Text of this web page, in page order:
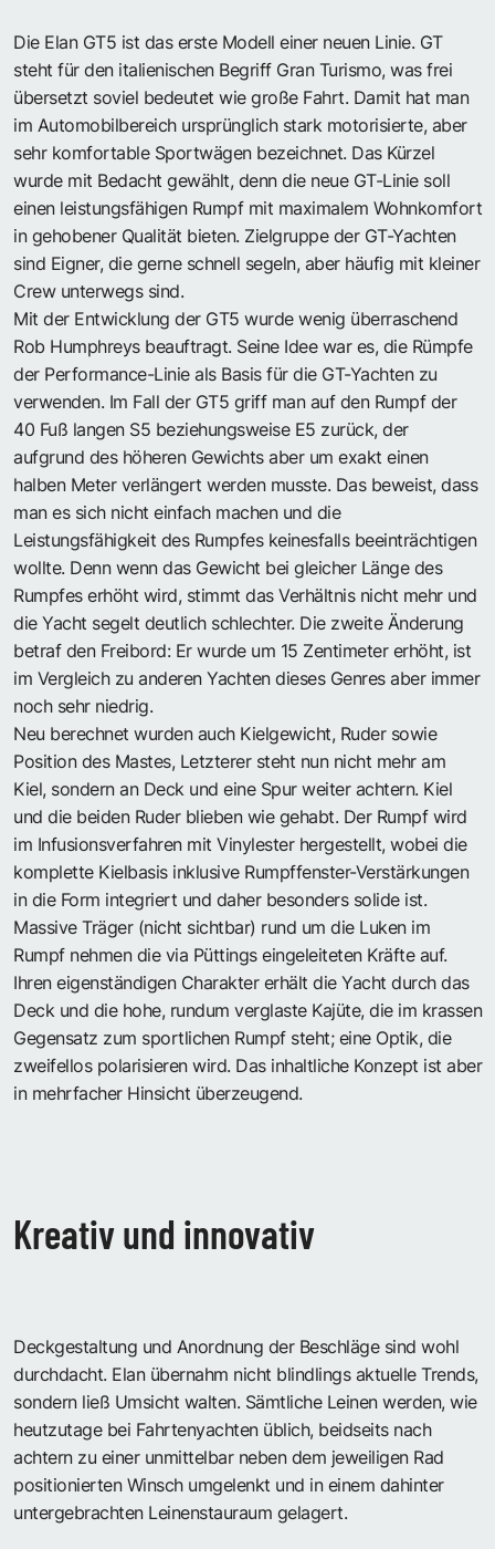
Die Elan GT5 ist das erste Modell einer neuen Linie. GT
steht für den italienischen Begriff Gran Turismo, was frei
übersetzt soviel bedeutet wie große Fahrt. Damit hat man
im Automobilbereich ursprünglich stark motorisierte, aber
sehr komfortable Sportwägen bezeichnet. Das Kürzel
wurde mit Bedacht gewählt, denn die neue GT-Linie soll
einen leistungsfähigen Rumpf mit maximalem Wohnkomfort
in gehobener Qualität bieten. Zielgruppe der GT-Yachten
sind Eigner, die gerne schnell segeln, aber häufig mit kleiner
Crew unterwegs sind.
Mit der Entwicklung der GT5 wurde wenig überraschend
Rob Humphreys beauftragt. Seine Idee war es, die Rümpfe
der Performance-Linie als Basis für die GT-Yachten zu
verwenden. Im Fall der GT5 griff man auf den Rumpf der
40 Fuß langen S5 beziehungsweise E5 zurück, der
aufgrund des höheren Gewichts aber um exakt einen
halben Meter verlängert werden musste. Das beweist, dass
man es sich nicht einfach machen und die
Leistungsfähigkeit des Rumpfes keinesfalls beeinträchtigen
wollte. Denn wenn das Gewicht bei gleicher Länge des
Rumpfes erhöht wird, stimmt das Verhältnis nicht mehr und
die Yacht segelt deutlich schlechter. Die zweite Änderung
betraf den Freibord: Er wurde um 15 Zentimeter erhöht, ist
im Vergleich zu anderen Yachten dieses Genres aber immer
noch sehr niedrig.
Neu berechnet wurden auch Kielgewicht, Ruder sowie
Position des Mastes, Letzterer steht nun nicht mehr am
Kiel, sondern an Deck und eine Spur weiter achtern. Kiel
und die beiden Ruder blieben wie gehabt. Der Rumpf wird
im Infusionsverfahren mit Vinylester hergestellt, wobei die
komplette Kielbasis inklusive Rumpffenster-Verstärkungen
in die Form integriert und daher besonders solide ist.
Massive Träger (nicht sichtbar) rund um die Luken im
Rumpf nehmen die via Püttings eingeleiteten Kräfte auf.
Ihren eigenständigen Charakter erhält die Yacht durch das
Deck und die hohe, rundum verglaste Kajüte, die im krassen
Gegensatz zum sportlichen Rumpf steht; eine Optik, die
zweifellos polarisieren wird. Das inhaltliche Konzept ist aber
in mehrfacher Hinsicht überzeugend.
Kreativ und innovativ
Deckgestaltung und Anordnung der Beschläge sind wohl
durchdacht. Elan übernahm nicht blindlings aktuelle Trends,
sondern ließ Umsicht walten. Sämtliche Leinen werden, wie
heutzutage bei Fahrtenyachten üblich, beidseits nach
achtern zu einer unmittelbar neben dem jeweiligen Rad
positionierten Winsch umgelenkt und in einem dahinter
untergebrachten Leinenstauraum gelagert.